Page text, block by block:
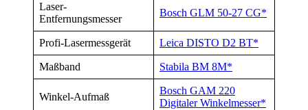
Laser-
Entfernungsmesser
Bosch GLM 50-27 CG*
Profi-Lasermessgerät Leica DISTO D2 BT*
Maßband Stabila BM 8M*
Winkel-Aufmaß
Bosch GAM 220
Digitaler Winkelmesser*